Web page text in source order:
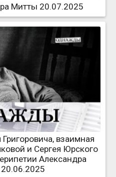
Митты 20.07.2025
взаимная
и Сергея Юрского
Александра